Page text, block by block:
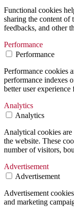
Functional cookies
sharing the content of
feedbacks, and other
Performance
Performance
Performance cookies
performance indexes
better user experience
Analytics
Analytics
Analytical cookies
the website. These
number of visitors,
Advertisement
Advertisement
Advertisement
and marketing